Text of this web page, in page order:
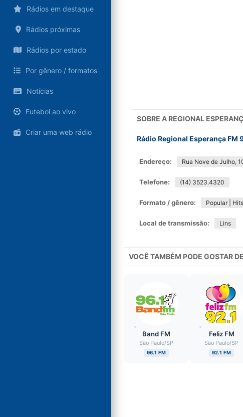
Rádios em destaque
Rádios próximas
Rádios por estado
Por gênero / formatos
Notícias
Futebol ao vivo
Criar uma web rádio
SOBRE A REGIONAL
Rádio Regional Esperança FM
Endereço: Rua Nove de Julho,
Telefone: (14) 3523.4320
Formato / gênero: Popular |
Local de transmissão: Lins
VOCÊ TAMBÉM PODE GOSTAR
Band FM
São Paulo/SP
96.1 FM
Feliz FM
São Paulo/SP
92.1 FM